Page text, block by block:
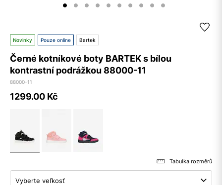
Novinky Pouze online Bartek
Černé kotníkové boty BARTEK s bílou
kontrastní podrážkou 88000-11
88000-11
1299.00 Kč
Tabulka rozměrů
Vyberte veľkosť